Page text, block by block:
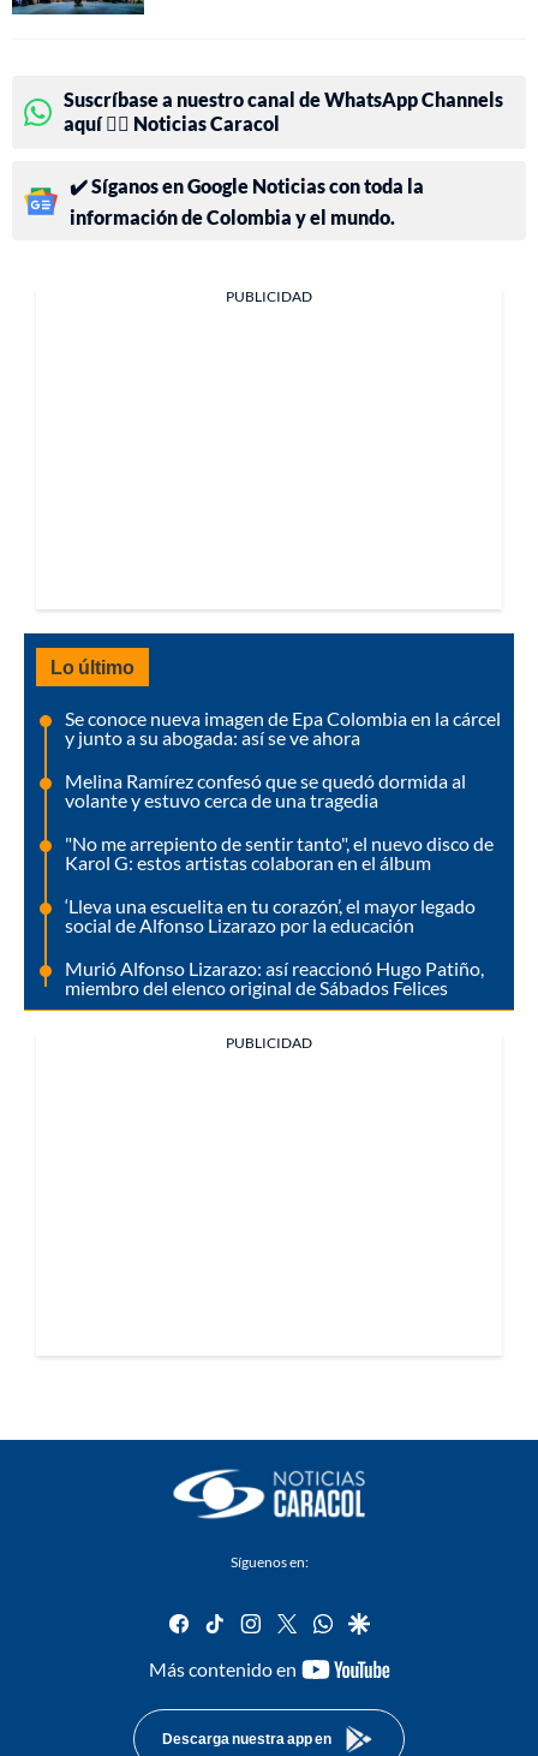
Suscríbase a nuestro canal de WhatsApp Channels
aquí 👉🏻 Noticias Caracol
✔️ Síganos en Google Noticias con toda la
información de Colombia y el mundo.
PUBLICIDAD
Lo último
Se conoce nueva imagen de Epa Colombia en la cárcel
y junto a su abogada: así se ve ahora
Melina Ramírez confesó que se quedó dormida al
volante y estuvo cerca de una tragedia
"No me arrepiento de sentir tanto", el nuevo disco de
Karol G: estos artistas colaboran en el álbum
‘Lleva una escuelita en tu corazón’, el mayor legado
social de Alfonso Lizarazo por la educación
Murió Alfonso Lizarazo: así reaccionó Hugo Patiño,
miembro del elenco original de Sábados Felices
PUBLICIDAD
Síguenos en:
facebook
tiktok instagram
twitterwhatsapp
google
Más contenido en
youtube-
Descarga nuestra app en